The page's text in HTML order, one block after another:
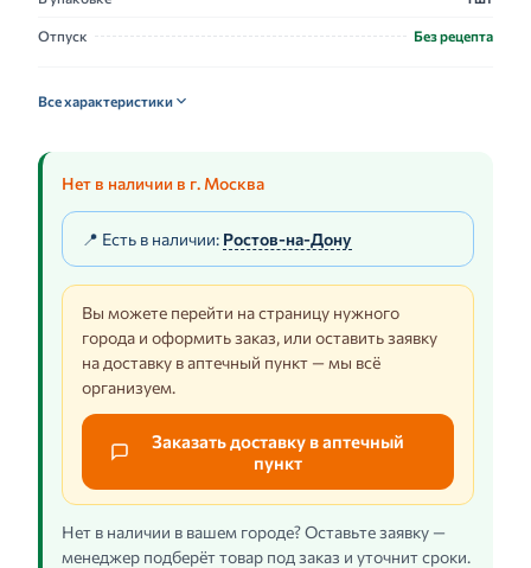
Отпуск Без рецепта
Все характеристики
Нет в наличии в г. Москва
📍 Есть в наличии: Ростов-на-Дону
Вы можете перейти на страницу нужного
города и оформить заказ, или оставить заявку
на доставку в аптечный пункт — мы всё
организуем.
Заказать доставку в аптечный
пункт
Нет в наличии в вашем городе? Оставьте заявку —
менеджер подберёт товар под заказ и уточнит сроки.